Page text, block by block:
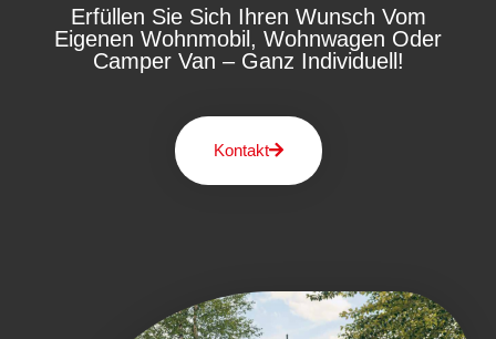
Erfüllen Sie Sich Ihren Wunsch Vom
Eigenen Wohnmobil, Wohnwagen Oder
Camper Van – Ganz Individuell!
Kontakt